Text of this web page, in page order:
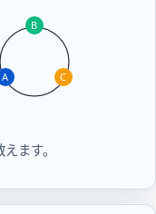
B
C
A
ます。